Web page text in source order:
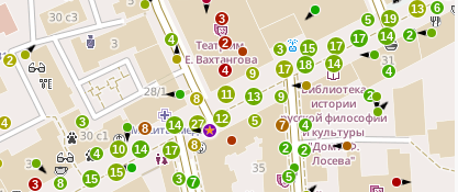
3
8
15 15
4 10
3
4
14
8 14
4
2
3
2
15
3
17
9
18
9
14
17
17 14
19
5
13
6
2
4
2
5
2
4
7
2
5
12
13
11
4
8
27
8
17
7
3